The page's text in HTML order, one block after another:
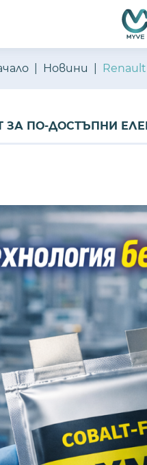
Новини
ЗА ПО-ДОСТЪПНИ